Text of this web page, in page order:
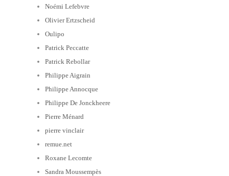
Noémi Lefebvre
Olivier Ertzscheid
Oulipo
Patrick Peccatte
Patrick Rebollar
Philippe Aigrain
Philippe Annocque
Philippe De Jonckheere
Pierre Ménard
pierre vinclair
remue.net
Roxane Lecomte
Sandra Moussempès